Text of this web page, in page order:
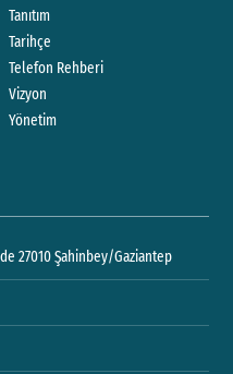
Tanıtım
Tarihçe
Telefon Rehberi
Vizyon
Yönetim
27010 Şahinbey/Gaziantep